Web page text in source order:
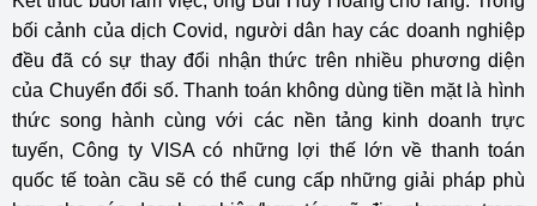
bối cảnh của dịch Covid, người dân hay các doanh nghiệp
đều đã có sự thay đổi nhận thức trên nhiều phương diện
của Chuyển đổi số. Thanh toán không dùng tiền mặt là hình
thức song hành cùng với các nền tảng kinh doanh trực
tuyến, Công ty VISA có những lợi thế lớn về thanh toán
quốc tế toàn cầu sẽ có thể cung cấp những giải pháp phù